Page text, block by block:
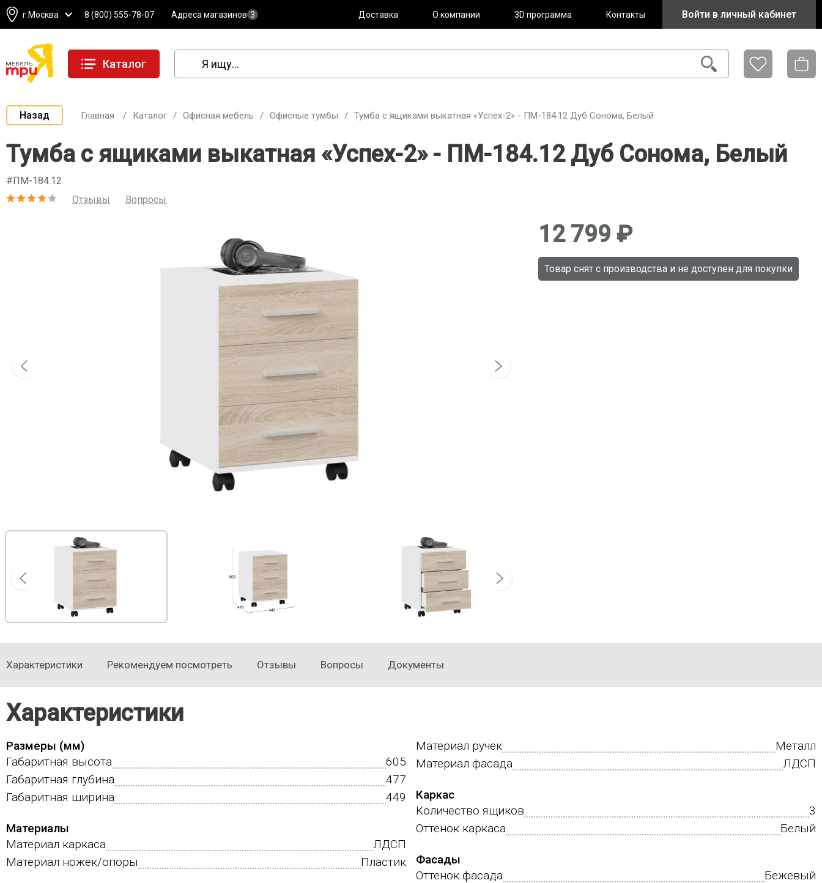
г.Москва 8 (800) 555-78-07 Адреса магазинов 3 Доставка О компании 3D программа Контакты Войти в личный кабинет
Каталог
Назад Главная / Каталог / Офисная мебель / Офисные тумбы / Тумба с ящиками выкатная «Успех-2» - ПМ-184.12 Дуб Сонома, Белый
Тумба с ящиками выкатная «Успех-2» - ПМ-184.12 Дуб Сонома, Белый
#ПМ-184.12
Отзывы
Вопросы
12 799
Товар снят с производства и не доступен для покупки
Характеристики Рекомендуем посмотреть Отзывы Вопросы Документы
Характеристики
Размеры (мм)
Габаритная высота
605
Габаритная глубина
477
Габаритная ширина
449
Материалы
Материал каркаса
ЛДСП
Материал ножек/опоры
Пластик
Материал ручек
Металл
Материал фасада
ЛДСП
Каркас
Количество ящиков
3
Оттенок каркаса
Белый
Фасады
Оттенок фасада
Бежевый